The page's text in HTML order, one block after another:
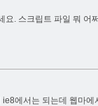
요. 스크립트 파일 뭐 어
ie8에서는 되는데 웹마에